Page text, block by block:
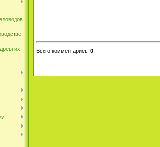
Всего комментариев: 0